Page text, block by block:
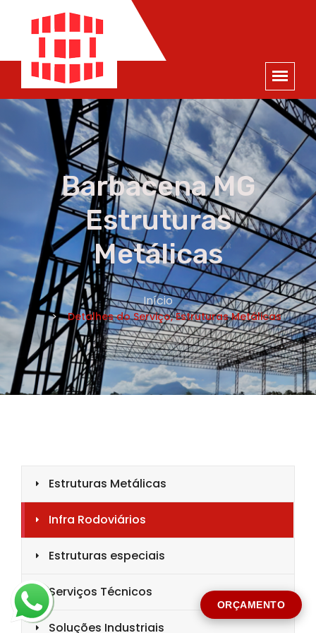
ORÇAMENTO
×
ORÇAMENTO
NOME *
E-MAIL *
TELEFONE *
CIDADE *
MENSAGEM *